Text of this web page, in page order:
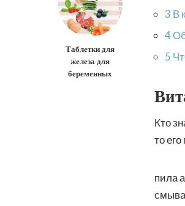
Таблетки для
железа для
беременных
3 В
4
5
Кто
то его
пила